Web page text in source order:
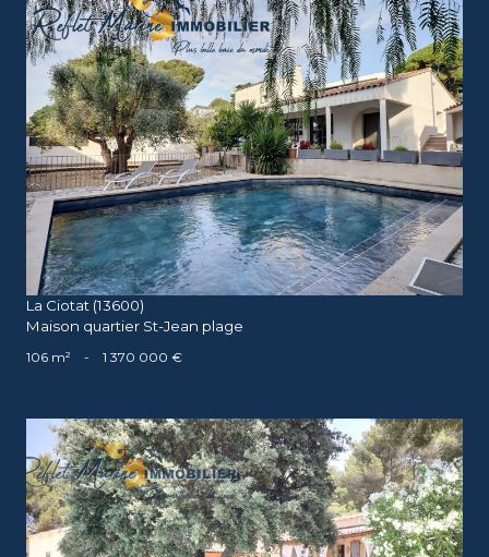
voir le bien
La Ciotat (13600)
Maison quartier St-Jean plage
106 m² - 1 370 000 €